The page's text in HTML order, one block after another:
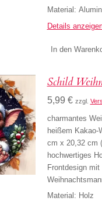
Material:
Details
In den
Schild
5,99 € zzgl.
charmantes
heißem Kakao-
cm x 20,32 cm
hochwertiges
Frontdesign mit
Material: Holz